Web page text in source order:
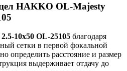
HAKKO OL-Majesty
10x50 OL-25105 благодаря
сетки в первой фокальной
определить расстояние и размер
выдерживает отдачу до